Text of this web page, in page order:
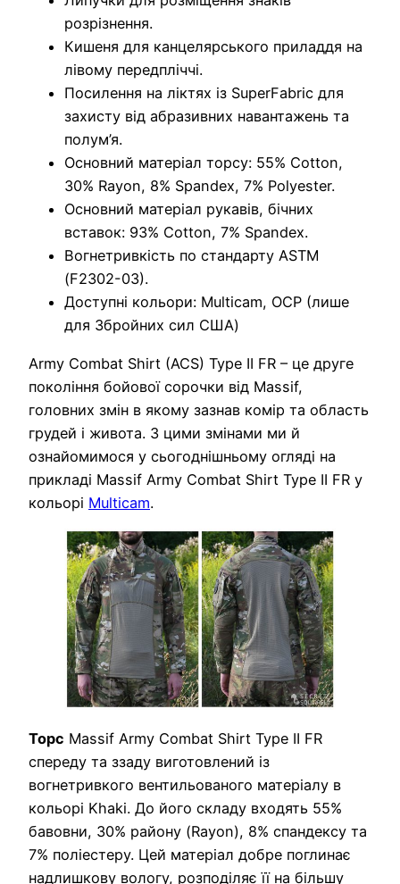
розрізнення.
Кишеня для канцелярського приладдя на
лівому передпліччі.
Посилення на ліктях із SuperFabric для
захисту від абразивних навантажень та
полум’я.
Основний матеріал торсу: 55% Cotton,
30% Rayon, 8% Spandex, 7% Polyester.
Основний матеріал рукавів, бічних
вставок: 93% Cotton, 7% Spandex.
Вогнетривкість по стандарту ASTM
(F2302-03).
Доступні кольори: Multicam, OCP (лише
для Збройних сил США)
Army Combat Shirt (ACS) Type II FR – це друге
покоління бойової сорочки від Massif,
головних змін в якому зазнав комір та область
грудей і живота. З цими змінами ми й
ознайомимося у сьогоднішньому огляді на
прикладі Massif Army Combat Shirt Type II FR у
кольорі Multicam.
Торс Massif Army Combat Shirt Type II FR
спереду та ззаду виготовлений із
вогнетривкого вентильованого матеріалу в
кольорі Khaki. До його складу входять 55%
бавовни, 30% району (Rayon), 8% спандексу та
7% поліестеру. Цей матеріал добре поглинає
надлишкову вологу, розподіляє її на більшу